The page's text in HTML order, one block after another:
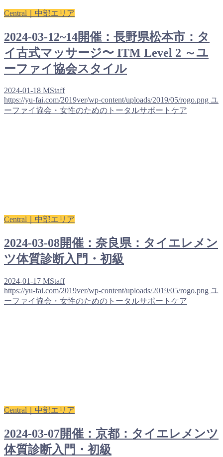
Central｜中部エリア
2024-03-12~14開催：長野県松本市：タ
イ古式マッサージ〜 ITM Level 2 ～ユ
ーファイ協会スタイル
2024-01-18 MStaff
https://yu-fai.com/2019ver/wp-content/uploads/2019/05/rogo.png ユ
ーファイ協会・女性のためのトータルサポートケア
Central｜中部エリア
2024-03-08開催：奈良県：タイエレメン
ツ体質診断入門・初級
2024-01-17 MStaff
https://yu-fai.com/2019ver/wp-content/uploads/2019/05/rogo.png ユ
ーファイ協会・女性のためのトータルサポートケア
Central｜中部エリア
2024-03-07開催：京都：タイエレメンツ
体質診断入門・初級